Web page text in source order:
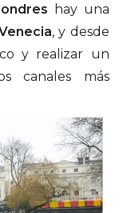
hay una
, y desde
y realizar un
canales más